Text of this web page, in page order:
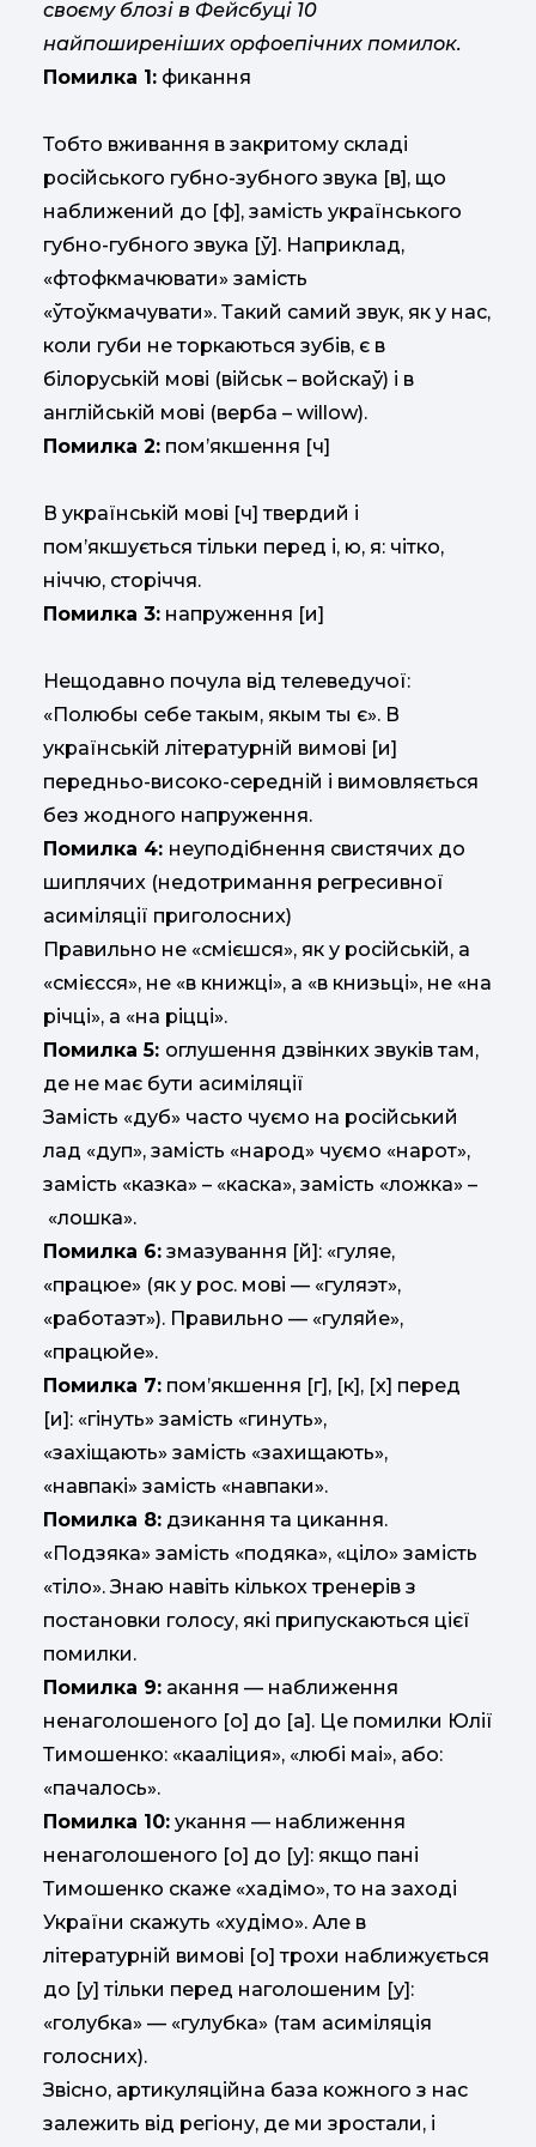
своєму блозі в Фейсбуці 10
найпоширеніших орфоепічних помилок.
Помилка 1: фикання
Тобто вживання в закритому складі
російського губно-зубного звука [в], що
наближений до [ф], замість українського
губно-губного звука [ў]. Наприклад,
«фтофкмачювати» замість
«ўтоўкмачувати». Такий самий звук, як у нас,
коли губи не торкаються зубів, є в
білоруській мові (військ – войскаў) і в
англійській мові (верба – willow).
Помилка 2: помʼякшення [ч]
В українській мові [ч] твердий і
помʼякшується тільки перед і, ю, я: чітко,
ніччю, сторіччя.
Помилка 3: напруження [и]
Нещодавно почула від телеведучої:
«Полюбы себе такым, якым ты є». В
українській літературній вимові [и]
передньо-високо-середній і вимовляється
без жодного напруження.
Помилка 4: неуподібнення свистячих до
шиплячих (недотримання регресивної
асиміляції приголосних)
Правильно не «смієшся», як у російській, а
«смієсся», не «в книжці», а «в книзьці», не «на
річці», а «на ріцці».
Помилка 5: оглушення дзвінких звуків там,
де не має бути асиміляції
Замість «дуб» часто чуємо на російський
лад «дуп», замість «народ» чуємо «нарот»,
замість «казка» – «каска», замість «ложка» –
«лошка».
Помилка 6: змазування [й]: «гуляе,
«працюе» (як у рос. мові — «гуляэт»,
«работаэт»). Правильно — «гуляйе»,
«працюйе».
Помилка 7: помʼякшення [г], [к], [х] перед
[и]: «гінуть» замість «гинуть»,
«захіщають» замість «захищають»,
«навпакі» замість «навпаки».
Помилка 8: дзикання та цикання.
«Подзяка» замість «подяка», «ціло» замість
«тіло». Знаю навіть кількох тренерів з
постановки голосу, які припускаються цієї
помилки.
Помилка 9: акання — наближення
ненаголошеного [о] до [а]. Це помилки Юлії
Тимошенко: «кааліция», «любі маі», або:
«пачалось».
Помилка 10: укання — наближення
ненаголошеного [о] до [у]: якщо пані
Тимошенко скаже «хадімо», то на заході
України скажуть «худімо». Але в
літературній вимові [о] трохи наближується
до [у] тільки перед наголошеним [у]:
«голубка» — «гулубка» (там асиміляція
голосних).
Звісно, артикуляційна база кожного з нас
залежить від регіону, де ми зростали, і